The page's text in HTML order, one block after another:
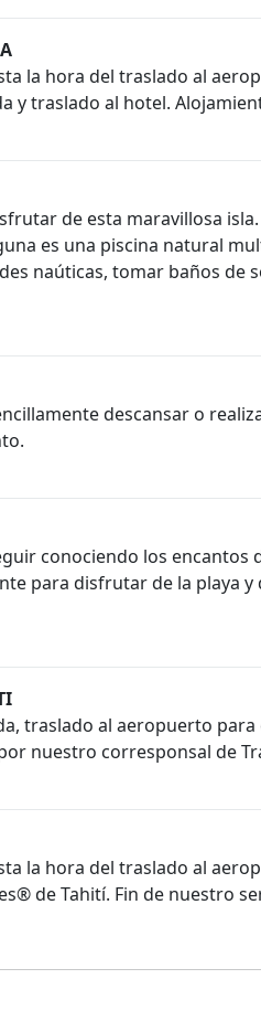
la hora del traslado al
y traslado al hotel.
de esta maravillosa
es una piscina natural
naúticas, tomar baños de
descansar o
conociendo los encantos
para disfrutar de la playa y
traslado al aeropuerto
nuestro corresponsal de
la hora del traslado al
de Tahití. Fin de nuestro